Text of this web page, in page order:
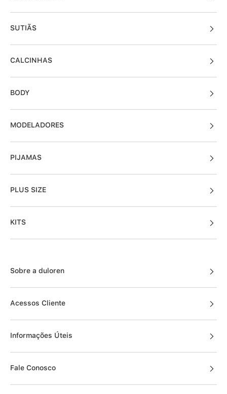
SUTIÃS
CALCINHAS
BODY
MODELADORES
PIJAMAS
PLUS SIZE
KITS
Sobre a duloren
Acessos Cliente
Informações Úteis
Fale Conosco